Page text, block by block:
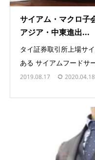
サイアム・マクロ子
アジア・中東進出...
タイ証券取引所上場サ
ある サイアムフードサ
2019.08.17 2020.04.18